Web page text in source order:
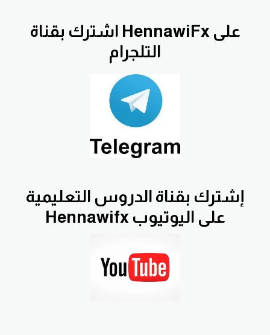
اشترك بقناة HennawiFx على
التلجرام
إشترك بقناة الدروس التعليمية
Hennawifx على اليوتيوب